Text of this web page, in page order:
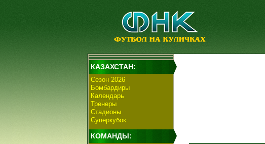
КАЗАХСТАН:
Сезон 2026
Бомбардиры
Календарь
Тренеры
Стадионы
Суперкубок
КОМАНДЫ: